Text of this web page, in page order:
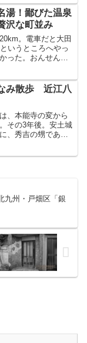
天王寺からJR大和
...
湯！鄙びた温泉
沢な町並み
。電車だと大田
いうところへやっ
った。おんせん
泉上から読んでも
...
み散歩 近江八
、本能寺の変から
その3年後。安土城
、秀吉の甥である
九州・戸畑区「銀